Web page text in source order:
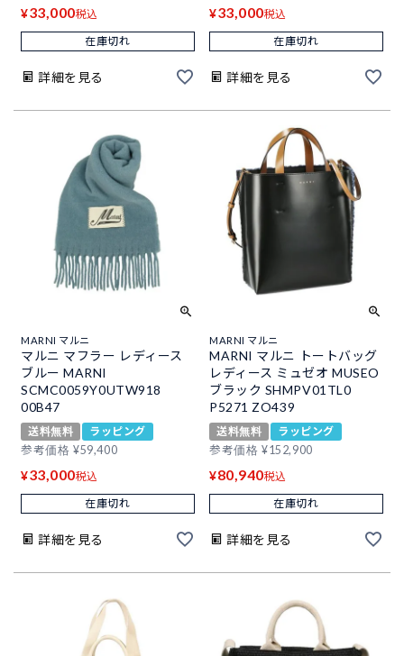
¥33,000税込
在庫切れ
詳細を見る
¥33,000税込
在庫切れ
詳細を見る
MARNI マルニ
マルニ マフラー レディース
ブルー MARNI
SCMC0059Y0UTW918
00B47
送料無料
ラッピング
参考価格 ¥59,400
¥33,000税込
在庫切れ
詳細を見る
MARNI マルニ
MARNI マルニ トートバッグ
レディース ミュゼオ MUSEO
ブラック SHMPV01TL0
P5271 ZO439
送料無料
ラッピング
参考価格 ¥152,900
¥80,940税込
在庫切れ
詳細を見る